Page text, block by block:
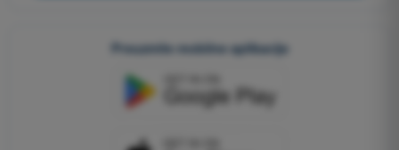
Preuzmite mobilne aplikacije